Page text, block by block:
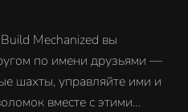
Mechanized вы
по имени друзьями —
шахты, управляйте ими и
вместе с этими…